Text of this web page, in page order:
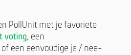
PollUnit met je favoriete
voting, een
of een eenvoudige ja / nee-